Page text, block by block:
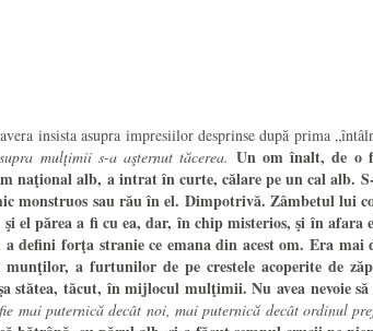
insista asupra impresiilor desprinse după prima
mulţimii s-a aşternut tăcerea. Un om înalt, de o
naţional alb, a intrat în curte, călare pe un cal alb.
monstruos sau rău în el. Dimpotrivă. Zâmbetul lui
şi el părea a fi cu ea, dar, în chip misterios, şi în afara
defini forţa stranie ce emana din acest om. Era mai
a furtunilor de pe crestele acoperite de
stătea, tăcut, în mijlocul mulţimii. Nu avea nevoie să
mai puternică decât noi, mai puternică decât ordinul